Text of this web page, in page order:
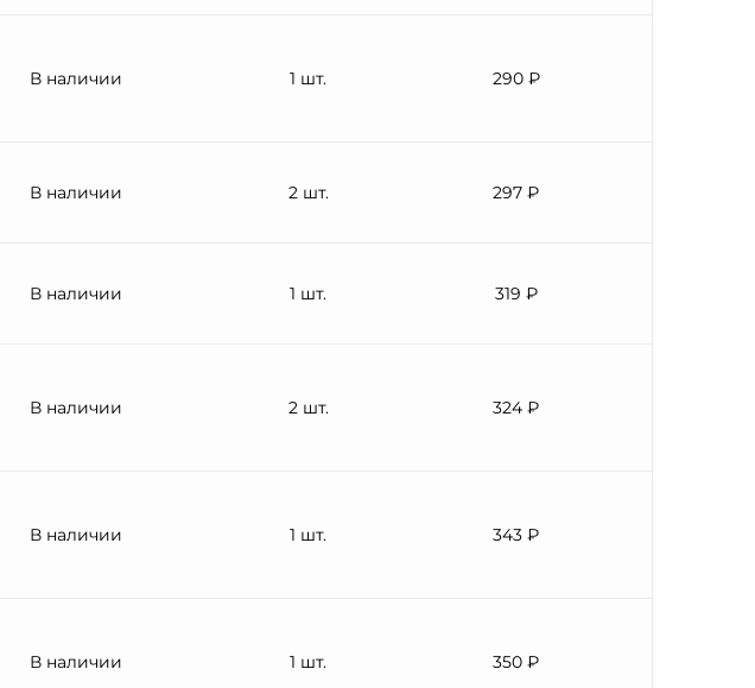
В наличии 1 шт. 290 ₽
В наличии 2 шт. 297 ₽
В наличии 1 шт. 319 ₽
В наличии 2 шт. 324 ₽
В наличии 1 шт. 343 ₽
В наличии 1 шт. 350 ₽